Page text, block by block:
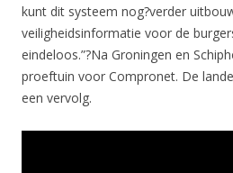
kunt dit systeem nog?verder
veiligheidsinformatie voor de
eindeloos.”?Na Groningen en
proeftuin voor Compronet. De
een vervolg.